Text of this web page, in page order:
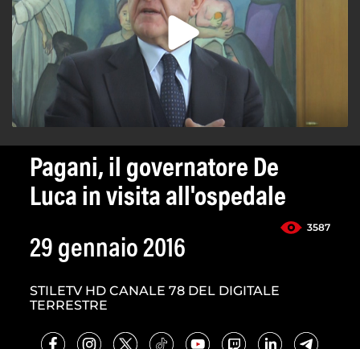
Pagani, il governatore De
Luca in visita all'ospedale
3587
29 gennaio 2016
STILETV HD CANALE 78 DEL DIGITALE
TERRESTRE